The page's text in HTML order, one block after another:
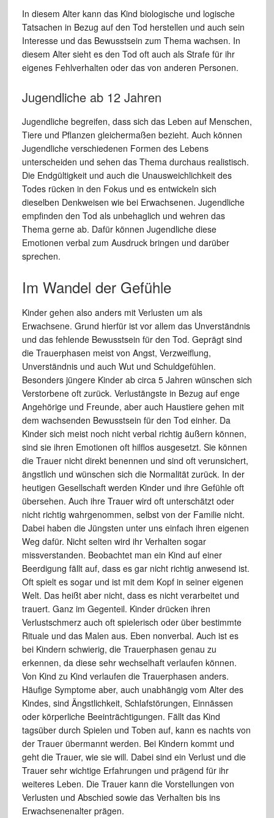
In diesem Alter kann das Kind biologische und logische
Tatsachen in Bezug auf den Tod herstellen und auch sein
Interesse und das Bewusstsein zum Thema wachsen. In
diesem Alter sieht es den Tod oft auch als Strafe für ihr
eigenes Fehlverhalten oder das von anderen Personen.
Jugendliche ab 12 Jahren
Jugendliche begreifen, dass sich das Leben auf Menschen,
Tiere und Pflanzen gleichermaßen bezieht. Auch können
Jugendliche verschiedenen Formen des Lebens
unterscheiden und sehen das Thema durchaus realistisch.
Die Endgültigkeit und auch die Unausweichlichkeit des
Todes rücken in den Fokus und es entwickeln sich
dieselben Denkweisen wie bei Erwachsenen. Jugendliche
empfinden den Tod als unbehaglich und wehren das
Thema gerne ab. Dafür können Jugendliche diese
Emotionen verbal zum Ausdruck bringen und darüber
sprechen.
Im Wandel der Gefühle
Kinder gehen also anders mit Verlusten um als
Erwachsene. Grund hierfür ist vor allem das Unverständnis
und das fehlende Bewusstsein für den Tod. Geprägt sind
die Trauerphasen meist von Angst, Verzweiflung,
Unverständnis und auch Wut und Schuldgefühlen.
Besonders jüngere Kinder ab circa 5 Jahren wünschen sich
Verstorbene oft zurück. Verlustängste in Bezug auf enge
Angehörige und Freunde, aber auch Haustiere gehen mit
dem wachsenden Bewusstsein für den Tod einher. Da
Kinder sich meist noch nicht verbal richtig äußern können,
sind sie ihren Emotionen oft hilflos ausgesetzt. Sie können
die Trauer nicht direkt benennen und sind oft verunsichert,
ängstlich und wünschen sich die Normalität zurück. In der
heutigen Gesellschaft werden Kinder und ihre Gefühle oft
übersehen. Auch ihre Trauer wird oft unterschätzt oder
nicht richtig wahrgenommen, selbst von der Familie nicht.
Dabei haben die Jüngsten unter uns einfach ihren eigenen
Weg dafür. Nicht selten wird ihr Verhalten sogar
missverstanden. Beobachtet man ein Kind auf einer
Beerdigung fällt auf, dass es gar nicht richtig anwesend ist.
Oft spielt es sogar und ist mit dem Kopf in seiner eigenen
Welt. Das heißt aber nicht, dass es nicht verarbeitet und
trauert. Ganz im Gegenteil. Kinder drücken ihren
Verlustschmerz auch oft spielerisch oder über bestimmte
Rituale und das Malen aus. Eben nonverbal. Auch ist es
bei Kindern schwierig, die Trauerphasen genau zu
erkennen, da diese sehr wechselhaft verlaufen können.
Von Kind zu Kind verlaufen die Trauerphasen anders.
Häufige Symptome aber, auch unabhängig vom Alter des
Kindes, sind Ängstlichkeit, Schlafstörungen, Einnässen
oder körperliche Beeinträchtigungen. Fällt das Kind
tagsüber durch Spielen und Toben auf, kann es nachts von
der Trauer übermannt werden. Bei Kindern kommt und
geht die Trauer, wie sie will. Dabei sind ein Verlust und die
Trauer sehr wichtige Erfahrungen und prägend für ihr
weiteres Leben. Die Trauer kann die Vorstellungen von
Verlusten und Abschied sowie das Verhalten bis ins
Erwachsenenalter prägen.